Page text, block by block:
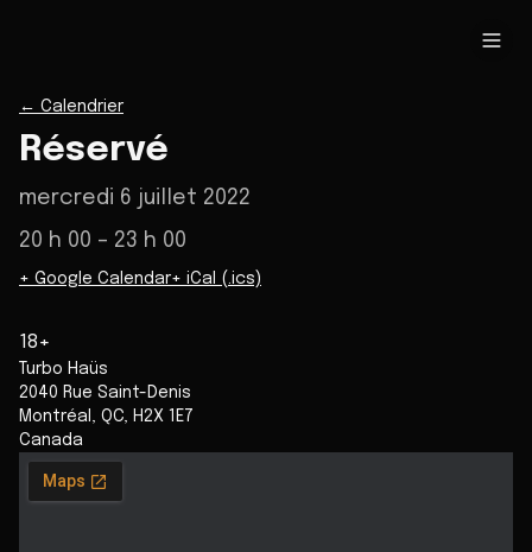
← Calendrier
Réservé
mercredi 6 juillet 2022
20 h 00 – 23 h 00
+ Google Calendar+ iCal (.ics)
18+
Turbo Haüs
2040 Rue Saint-Denis
Montréal , QC, H2X 1E7
Canada